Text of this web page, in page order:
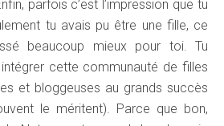
parfois c’est l’impression que tu
tu avais pu être une fille, ce
beaucoup mieux pour toi. Tu
cette communauté de filles
et bloggeuses au grands succès
le méritent). Parce que bon,